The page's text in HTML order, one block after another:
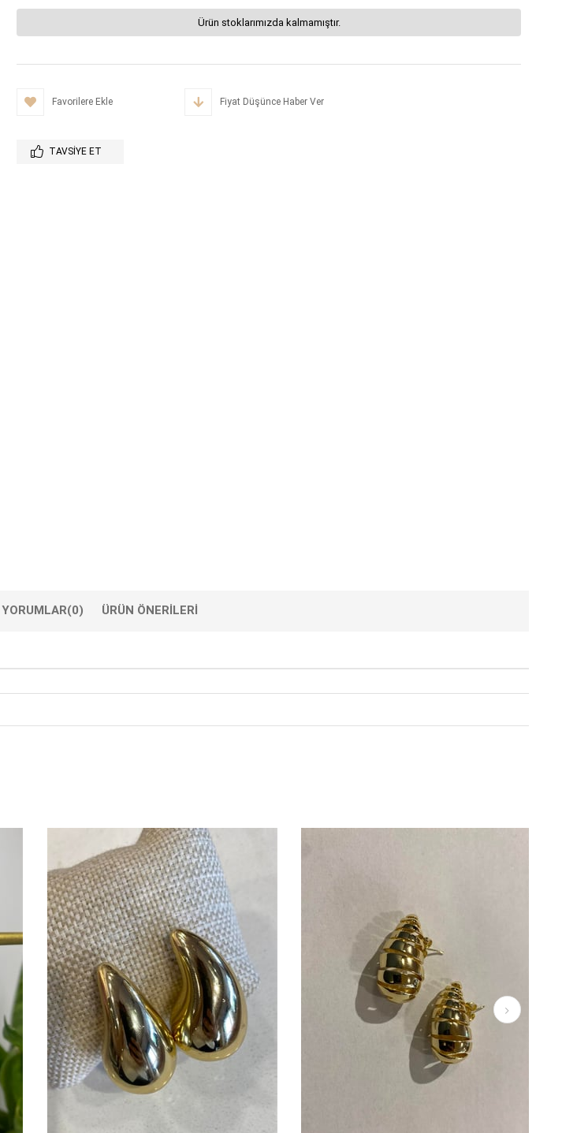
Ürün stoklarımızda kalmamıştır.
Favorilere Ekle Fiyat Düşünce Haber Ver
TAVSIYE ET
YORUMLAR(0) ÜRÜN ÖNERILERI